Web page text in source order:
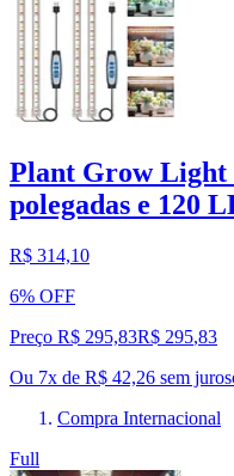
Plant Grow Light
polegadas e 120
R$ 314,10
6% OFF
Preço R$ 295,83R$ 295,83
Ou 7x de R$ 42,26 sem juros
Compra Internacional
Full